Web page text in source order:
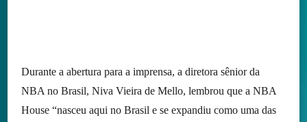
Durante a abertura para a imprensa, a diretora sênior da
NBA no Brasil, Niva Vieira de Mello, lembrou que a NBA
House “nasceu aqui no Brasil e se expandiu como uma das